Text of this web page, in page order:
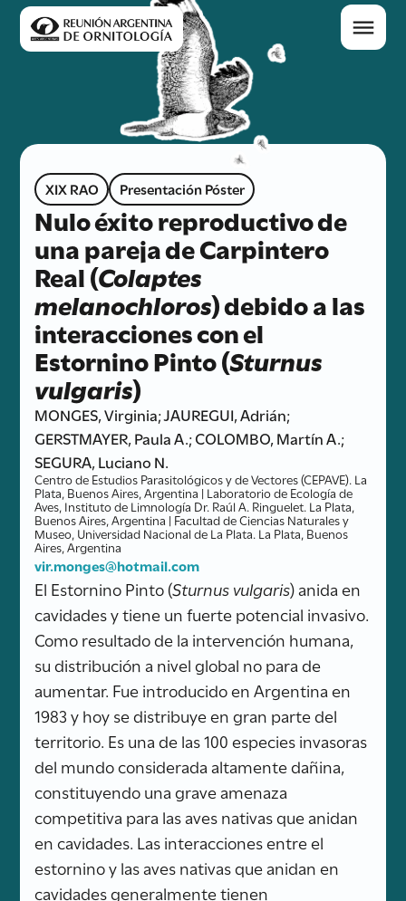
XIX RAO Presentación Póster
Nulo éxito reproductivo de
una pareja de Carpintero
Real (Colaptes
melanochloros) debido a las
interacciones con el
Estornino Pinto (Sturnus
vulgaris)
MONGES, Virginia; JAUREGUI, Adrián;
GERSTMAYER, Paula A.; COLOMBO, Martín A.;
SEGURA, Luciano N.
Centro de Estudios Parasitológicos y de Vectores (CEPAVE). La
Plata, Buenos Aires, Argentina | Laboratorio de Ecología de
Aves, Instituto de Limnología Dr. Raúl A. Ringuelet. La Plata,
Buenos Aires, Argentina | Facultad de Ciencias Naturales y
Museo, Universidad Nacional de La Plata. La Plata, Buenos
Aires, Argentina
vir.monges@hotmail.com
El Estornino Pinto (Sturnus vulgaris) anida en
cavidades y tiene un fuerte potencial invasivo.
Como resultado de la intervención humana,
su distribución a nivel global no para de
aumentar. Fue introducido en Argentina en
1983 y hoy se distribuye en gran parte del
territorio. Es una de las 100 especies invasoras
del mundo considerada altamente dañina,
constituyendo una grave amenaza
competitiva para las aves nativas que anidan
en cavidades. Las interacciones entre el
estornino y las aves nativas que anidan en
cavidades generalmente tienen